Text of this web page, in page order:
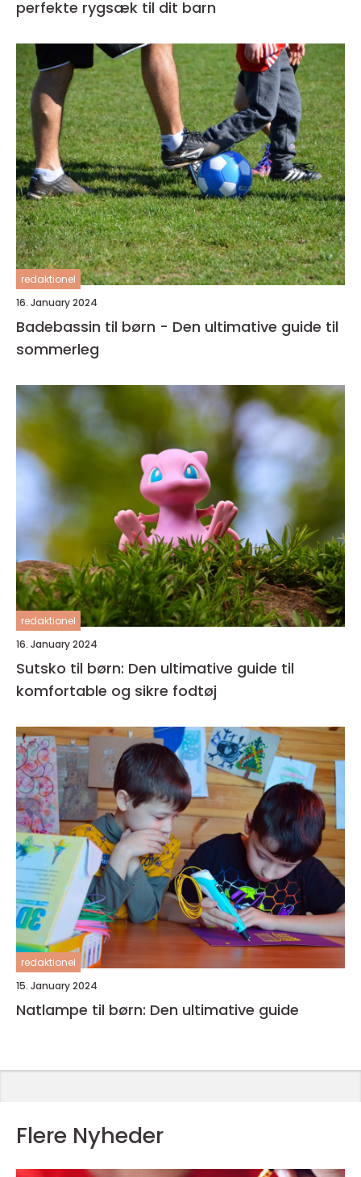
perfekte rygsæk til dit barn
redaktionel
16. January 2024
Badebassin til børn - Den ultimative guide til
sommerleg
redaktionel
16. January 2024
Sutsko til børn: Den ultimative guide til
komfortable og sikre fodtøj
redaktionel
15. January 2024
Natlampe til børn: Den ultimative guide
Flere Nyheder